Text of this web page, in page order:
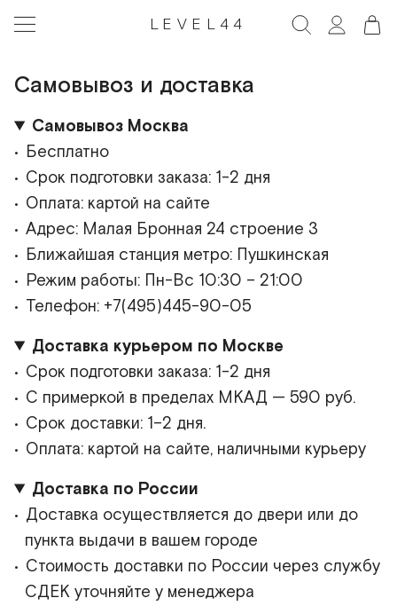
LEVEL44
Самовывоз и доставка
Самовывоз Москва
Бесплатно
Срок подготовки заказа: 1-2 дня
Оплата: картой на сайте
Адрес: Малая Бронная 24 строение 3
Ближайшая станция метро: Пушкинская
Режим работы: Пн-Вс 10:30 – 21:00
Телефон: +7(495)445-90-05
Доставка курьером по Москве
Срок подготовки заказа: 1-2 дня
С примеркой в пределах МКАД — 590 руб.
Срок доставки: 1–2 дня.
Оплата: картой на сайте, наличными курьеру
Доставка по России
Доставка осуществляется до двери или до
пункта выдачи в вашем городе
Стоимость доставки по России через службу
СДЕК уточняйте у менеджера